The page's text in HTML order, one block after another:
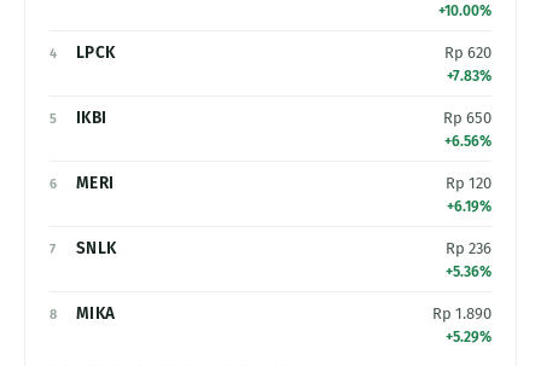
+10.00%
4 LPCK Rp 620
+7.83%
5 IKBI Rp 650
+6.56%
6 MERI Rp 120
+6.19%
7 SNLK Rp 236
+5.36%
8 MIKA Rp 1.890
+5.29%